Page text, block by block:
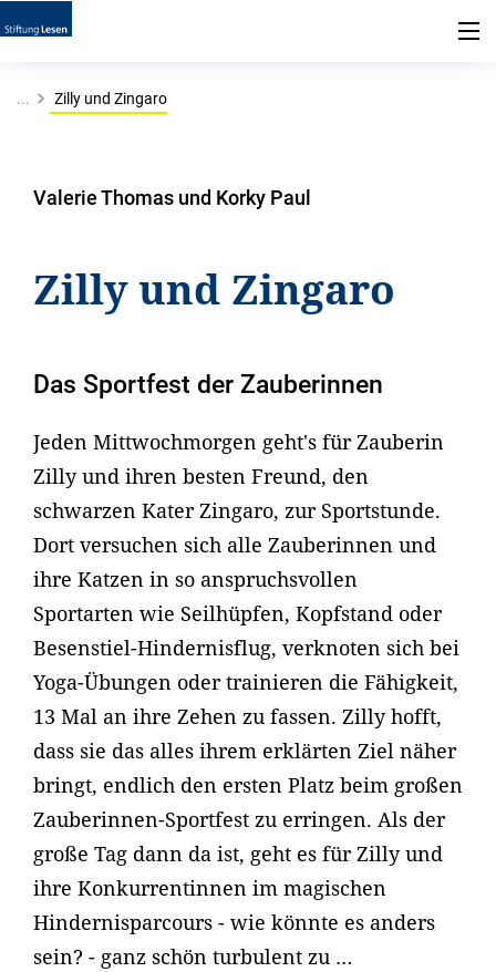
... Zilly und Zingaro
Valerie Thomas und Korky Paul
Zilly und Zingaro
Das Sportfest der Zauberinnen
Jeden Mittwochmorgen geht's für Zauberin
Zilly und ihren besten Freund, den
schwarzen Kater Zingaro, zur Sportstunde.
Dort versuchen sich alle Zauberinnen und
ihre Katzen in so anspruchsvollen
Sportarten wie Seilhüpfen, Kopfstand oder
Besenstiel-Hindernisflug, verknoten sich bei
Yoga-Übungen oder trainieren die Fähigkeit,
13 Mal an ihre Zehen zu fassen. Zilly hofft,
dass sie das alles ihrem erklärten Ziel näher
bringt, endlich den ersten Platz beim großen
Zauberinnen-Sportfest zu erringen. Als der
große Tag dann da ist, geht es für Zilly und
ihre Konkurrentinnen im magischen
Hindernisparcours - wie könnte es anders
sein? - ganz schön turbulent zu …